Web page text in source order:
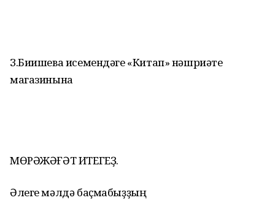
З.Биишева исемендәге «Китап» нәшриәте
магазинына
МӨРӘЖӘҒӘТ ИТЕГЕҘ.
Әлеге мәлдә баҫмабыҙҙың